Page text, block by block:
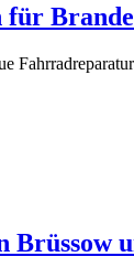
für
Brüssow